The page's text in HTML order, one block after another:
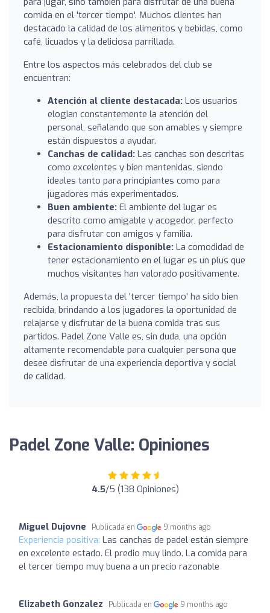
comida en el 'tercer tiempo'. Muchos clientes han
destacado la calidad de los alimentos y bebidas, como
café, licuados y la deliciosa parrillada.
Entre los aspectos más celebrados del club se
encuentran:
Atención al cliente destacada: Los usuarios
elogian constantemente la atención del
personal, señalando que son amables y siempre
están dispuestos a ayudar.
Canchas de calidad: Las canchas son descritas
como excelentes y bien mantenidas, siendo
ideales tanto para principiantes como para
jugadores más experimentados.
Buen ambiente: El ambiente del lugar es
descrito como amigable y acogedor, perfecto
para disfrutar con amigos y familia.
Estacionamiento disponible: La comodidad de
tener estacionamiento en el lugar es un plus que
muchos visitantes han valorado positivamente.
Además, la propuesta del 'tercer tiempo' ha sido bien
recibida, brindando a los jugadores la oportunidad de
relajarse y disfrutar de la buena comida tras sus
partidos. Padel Zone Valle es, sin duda, una opción
altamente recomendable para cualquier persona que
desee disfrutar de una experiencia deportiva y social
de calidad.
Padel Zone Valle: Opiniones
4.5/5 (138 Opiniones)
Miguel Dujovne Publicada en 9 months ago
Experiencia positiva: Las canchas de padel están siempre
en excelente estado. El predio muy lindo. La comida para
el tercer tiempo muy buena a un precio razonable
Elizabeth Gonzalez Publicada en 9 months ago